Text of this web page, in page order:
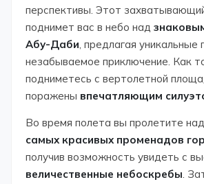
перспективы. Этот
поднимет вас в небо над
Абу-Даби, предлагая уникальные
незабываемое приключение. Как
подниметесь с вертолетной
поражены впечатляющим
Во время полета вы пролетите
самых красивых променадов
получив возможность увидеть с
величественные небоскребы.